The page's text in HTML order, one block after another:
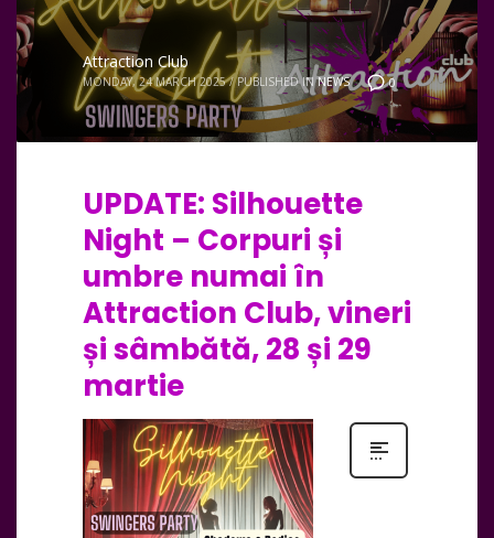
0
Attraction Club
MONDAY, 24 MARCH 2025 / PUBLISHED IN NEWS
UPDATE: Silhouette
Night – Corpuri și
umbre numai în
Attraction Club, vineri
și sâmbătă, 28 și 29
martie